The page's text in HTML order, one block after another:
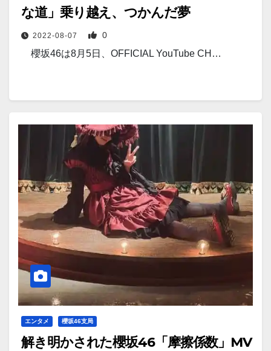
な道」乗り越え、つかんだ夢
2022-08-07 0
櫻坂46は8月5日、OFFICIAL YouTube CH…
エンタメ 櫻坂46支局
解き明かされた櫻坂46「摩擦係数」MV